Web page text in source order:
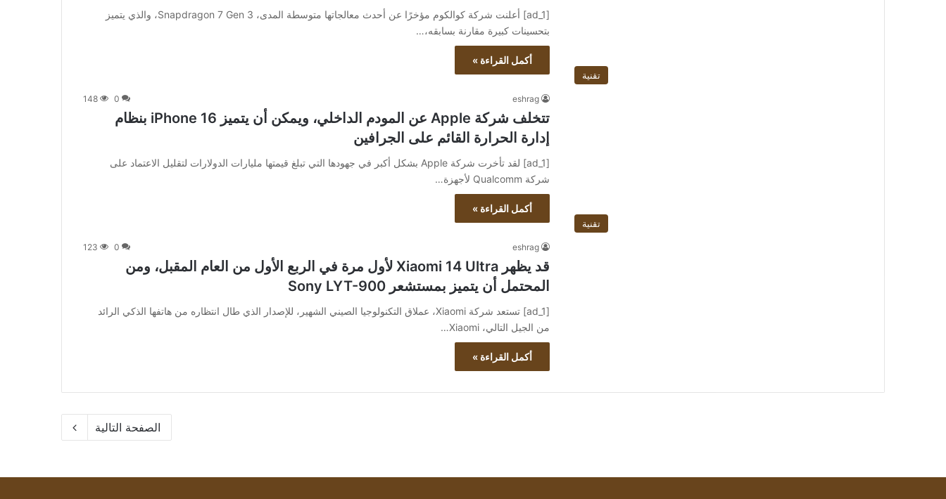
[ad_1] أعلنت شركة كوالكوم مؤخرًا عن أحدث معالجاتها متوسطة المدى، Snapdragon 7 Gеn 3، والذي يتميز
بتحسينات كبيرة مقارنة بسابقه،…
أكمل القراءة »
تقنية
eshrag
0
148
تتخلف شركة Apple عن المودم الداخلي، ويمكن أن يتميز iPhone 16 بنظام
إدارة الحرارة القائم على الجرافين
[ad_1] لقد تأخرت شركة Apple بشكل أكبر في جهودها التي تبلغ قيمتها مليارات الدولارات لتقليل الاعتماد على
شركة Qualcomm لأجهزة…
أكمل القراءة »
تقنية
eshrag
0
123
قد يظهر Xiaomi 14 Ultra لأول مرة في الربع الأول من العام المقبل، ومن
المحتمل أن يتميز بمستشعر Sony LYT-900
[ad_1] تستعد شركة Xiaomi، عملاق التكنولوجيا الصيني الشهير، للإصدار الذي طال انتظاره من هاتفها الذكي الرائد
من الجيل التالي، Xiaomi…
أكمل القراءة »
الصفحة التالية